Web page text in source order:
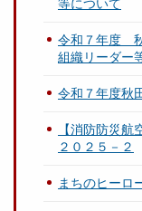
等について
令和７年度
組織リーダー
令和７年度秋
【消防防災
２０２５－２
まちのヒーロ